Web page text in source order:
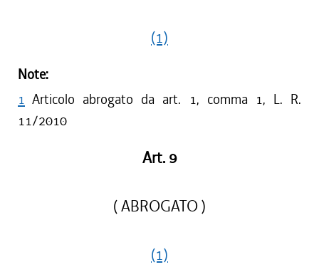
(1)
Note:
1 Articolo abrogato da art. 1, comma 1, L. R.
11/2010
Art. 9
( ABROGATO )
(1)